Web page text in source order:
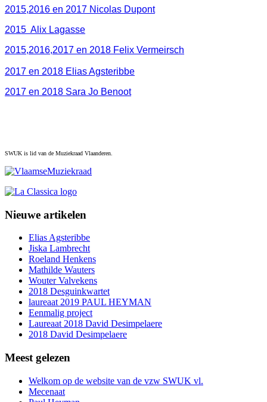
2015,2016 en 2017 Nicolas Dupont
2015 Alix Lagasse
2015,2016,2017 en 2018 Felix Vermeirsch
2017 en 2018 Elias Agsteribbe
2017 en 2018 Sara Jo Benoot
SWUK is lid van de Muziekraad Vlaanderen.
Nieuwe artikelen
Elias Agsteribbe
Jiska Lambrecht
Roeland Henkens
Mathilde Wauters
Wouter Valvekens
2018 Desguinkwartet
laureaat 2019 PAUL HEYMAN
Eenmalig project
Laureaat 2018 David Desimpelaere
2018 David Desimpelaere
Meest gelezen
Welkom op de website van de vzw SWUK vl.
Mecenaat